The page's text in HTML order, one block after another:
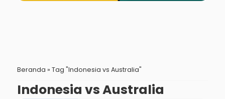
Beranda » Tag "Indonesia vs Australia"
Indonesia vs Australia